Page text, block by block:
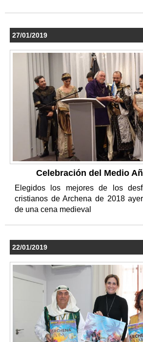
27/01/2019
Celebración del Medio
Elegidos los mejores de los
cristianos de Archena de 2018
de una cena medieval
22/01/2019